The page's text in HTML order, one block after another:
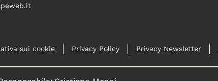
sui cookie Privacy Policy Privacy Newsletter